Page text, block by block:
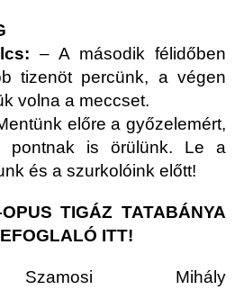
– A második félidőben
tizenöt percünk, a végen
volna a meccset.
előre a győzelemért,
is örülünk. Le a
és a szurkolóink előtt!
TIGÁZ TATABÁNYA
ITT!
Szamosi Mihály